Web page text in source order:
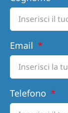
Email
Telefono